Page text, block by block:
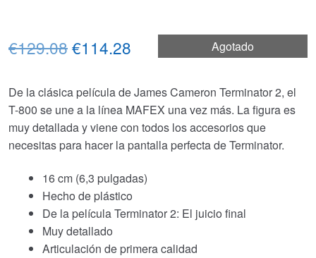
Agotado
€129.08El
original
era:
€129.08.
€114.28
actual
es:
€114.28.
De la clásica película de James Cameron Terminator 2, el
T-800 se une a la línea MAFEX una vez más. La figura es
muy detallada y viene con todos los accesorios que
necesitas para hacer la pantalla perfecta de Terminator.
16 cm (6,3 pulgadas)
Hecho de plástico
De la película Terminator 2: El juicio final
Muy detallado
Articulación de primera calidad